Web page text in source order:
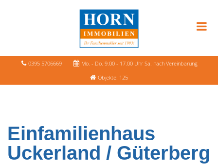
0395 5706669
Mo. - Do. 9.00 - 17.00 Uhr Sa. nach Vereinbarung
Objekte: 125
Einfamilienhaus
Uckerland / Güterberg